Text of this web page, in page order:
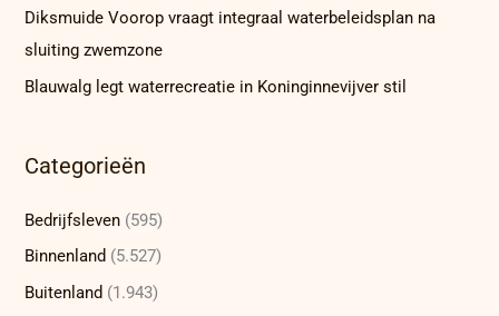
Diksmuide Voorop vraagt integraal waterbeleidsplan na
sluiting zwemzone
Blauwalg legt waterrecreatie in Koninginnevijver stil
Categorieën
Bedrijfsleven (595)
Binnenland (5.527)
Buitenland (1.943)